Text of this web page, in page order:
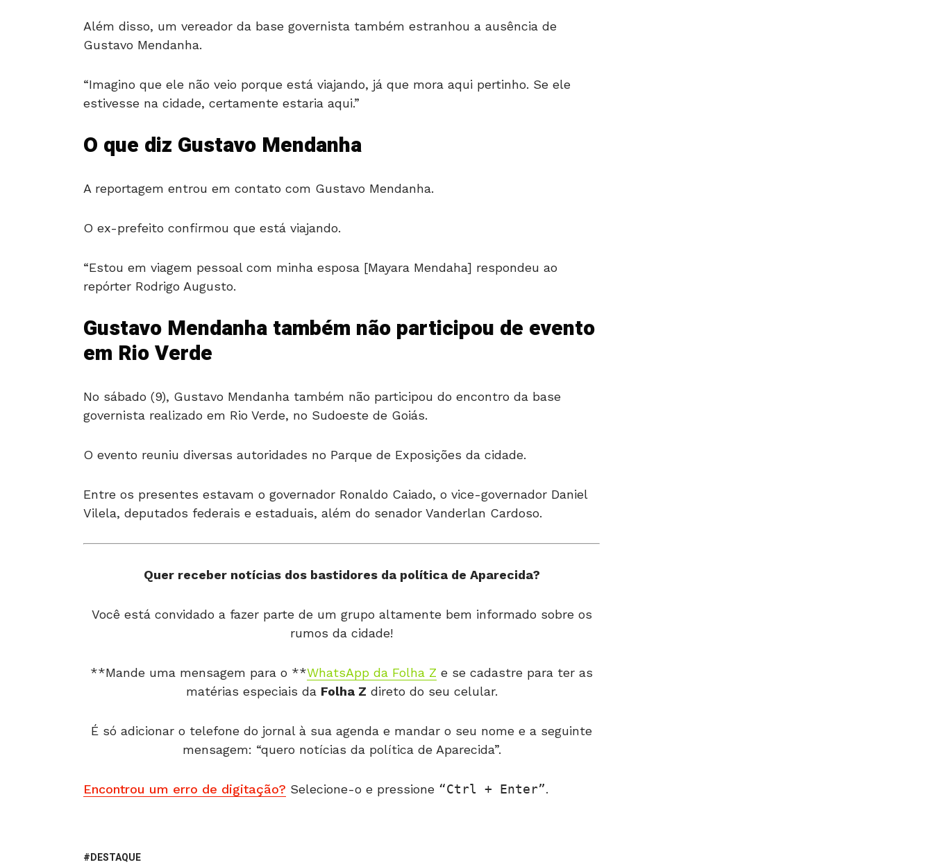
Além disso, um vereador da base governista também estranhou a ausência de
Gustavo Mendanha.
“Imagino que ele não veio porque está viajando, já que mora aqui pertinho. Se ele
estivesse na cidade, certamente estaria aqui.”
O que diz Gustavo Mendanha
A reportagem entrou em contato com Gustavo Mendanha.
O ex-prefeito confirmou que está viajando.
“Estou em viagem pessoal com minha esposa [Mayara Mendaha] respondeu ao
repórter Rodrigo Augusto.
Gustavo Mendanha também não participou de evento
em Rio Verde
No sábado (9), Gustavo Mendanha também não participou do encontro da base
governista realizado em Rio Verde, no Sudoeste de Goiás.
O evento reuniu diversas autoridades no Parque de Exposições da cidade.
Entre os presentes estavam o governador Ronaldo Caiado, o vice-governador Daniel
Vilela, deputados federais e estaduais, além do senador Vanderlan Cardoso.
Quer receber notícias dos bastidores da política de Aparecida?
Você está convidado a fazer parte de um grupo altamente bem informado sobre os
rumos da cidade!
**Mande uma mensagem para o **WhatsApp da Folha Z e se cadastre para ter as
matérias especiais da Folha Z direto do seu celular.
É só adicionar o telefone do jornal à sua agenda e mandar o seu nome e a seguinte
mensagem: “quero notícias da política de Aparecida”.
Encontrou um erro de digitação? Selecione-o e pressione Ctrl + Enter .
DESTAQUE